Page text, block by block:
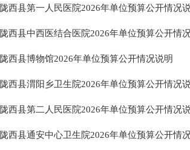
陇西县第一人民医院2026年单位预算公开情况
陇西县中西医结合医院2026年单位预算公开情
陇西县博物馆2026年单位预算公开情况说明
陇西县渭阳乡卫生院2026年单位预算公开情况
陇西县第二人民医院2026年单位预算公开情况
陇西县通安中心卫生院2026年单位预算公开情